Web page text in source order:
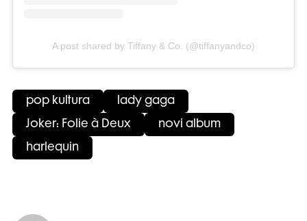
A post shared by Tiffany & Co. (@tiffanyandco)
pop kultura lady gaga
Joker: Folie à Deux novi album
harlequin